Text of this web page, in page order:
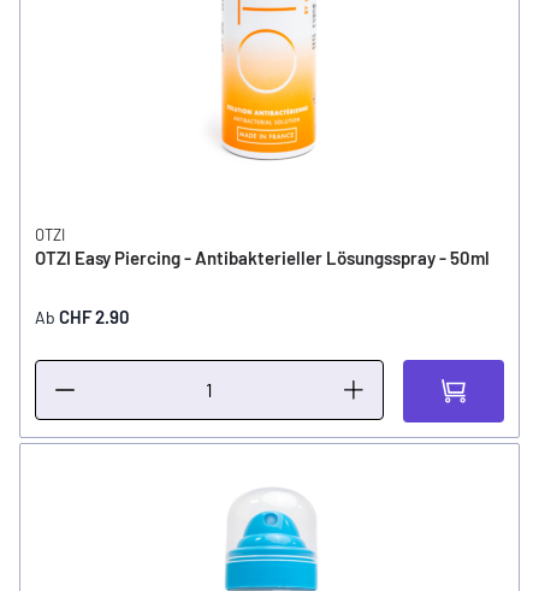
OTZI
OTZI Easy Piercing - Antibakterieller Lösungsspray - 50ml
Ab CHF 2.90